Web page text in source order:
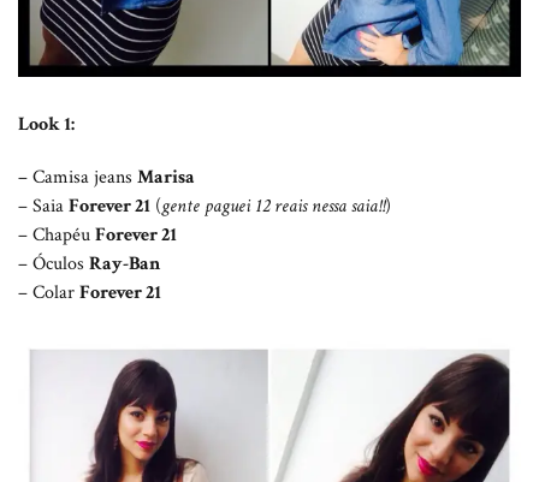
Look 1:
– Camisa jeans Marisa
– SaiaForever 21 (gente paguei 12 reais nessa saia!!)
– ChapéuForever 21
– Óculos Ray-Ban
– ColarForever 21